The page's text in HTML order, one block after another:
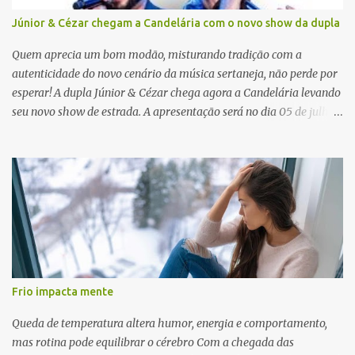
Júnior & Cézar chegam a Candelária com o novo show da dupla
Quem aprecia um bom modão, misturando tradição com a
autenticidade do novo cenário da música sertaneja, não perde por
esperar! A dupla Júnior & Cézar chega agora a Candelária levando
seu novo show de estrada. A apresentação será no dia 05 de julho
barriga diferente. O projeto ‘Simplesmente’ ainda nem foi lançado
por completo e já ver o público cantando com a gente, show após
show, é algo surreal. Muita gente que nos acompanha, desde os
tempos de ‘Clone’ e ‘Golzinho Quadrado’ e, poder seguir juntos
agora, nessa caminhada com ‘Fraquinho de Aparência’, é
gratificante”, comentam os cantores. Além de rodar várias regiões
do Brasil com a agenda de shows, Júnior & Cézar estão lançando
"Simplesmente". O projeto nasceu em 2024, contendo 14 faixas
inéditas, com direção criativa de Fernando Trevisan (Catatau) e
direção musical de Eduardo Pepato....
Frio impacta mente
Queda de temperatura altera humor, energia e comportamento,
mas rotina pode equilibrar o cérebro Com a chegada das